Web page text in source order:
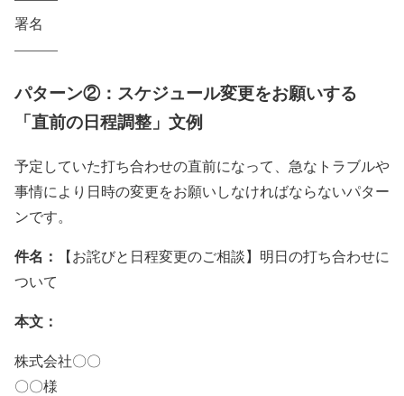
署名
———
パターン②：スケジュール変更をお願いする
「直前の日程調整」文例
予定していた打ち合わせの直前になって、急なトラブルや
事情により日時の変更をお願いしなければならないパター
ンです。
件名：
【お詫びと日程変更のご相談】明日の打ち合わせに
ついて
本文：
株式会社〇〇
〇〇様